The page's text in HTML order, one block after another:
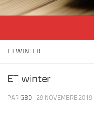
ET WINTER
ET winter
PAR GBD · 29 NOVEMBRE 2019